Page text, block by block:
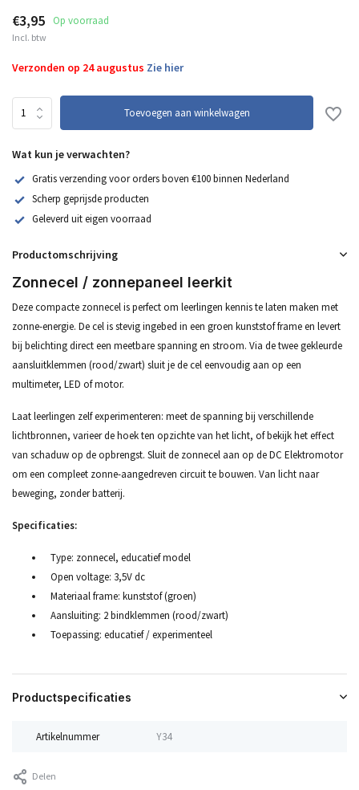
€3,95 Op voorraad
Incl. btw
Verzonden op 24 augustus Zie hier
Toevoegen aan winkelwagen
Wat kun je verwachten?
Gratis verzending voor orders boven €100 binnen Nederland
Scherp geprijsde producten
Geleverd uit eigen voorraad
Productomschrijving
Zonnecel / zonnepaneel leerkit
Deze compacte zonnecel is perfect om leerlingen kennis te laten maken met
zonne-energie. De cel is stevig ingebed in een groen kunststof frame en levert
bij belichting direct een meetbare spanning en stroom. Via de twee gekleurde
aansluitklemmen (rood/zwart) sluit je de cel eenvoudig aan op een
multimeter, LED of motor.
Laat leerlingen zelf experimenteren: meet de spanning bij verschillende
lichtbronnen, varieer de hoek ten opzichte van het licht, of bekijk het effect
van schaduw op de opbrengst. Sluit de zonnecel aan op de DC Elektromotor
om een compleet zonne-aangedreven circuit te bouwen. Van licht naar
beweging, zonder batterij.
Specificaties:
Type: zonnecel, educatief model
Open voltage: 3,5V dc
Materiaal frame: kunststof (groen)
Aansluiting: 2 bindklemmen (rood/zwart)
Toepassing: educatief / experimenteel
Productspecificaties
Artikelnummer Y34
Delen